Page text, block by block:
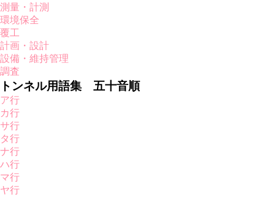
測量・計測
環境保全
覆工
計画・設計
設備・維持管理
調査
トンネル用語集 五十音順
ア行
カ行
サ行
タ行
ナ行
ハ行
マ行
ヤ行